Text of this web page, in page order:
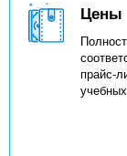
Цены
прайс-